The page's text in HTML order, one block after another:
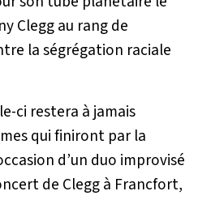
Clegg au rang de
la ségrégation raciale
ci restera à jamais
qui finiront par la
d’un duo improvisé
de Clegg à Francfort,